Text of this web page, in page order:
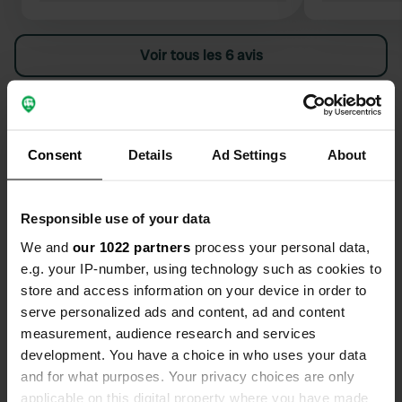
Consent Details Ad Settings About
Responsible use of your data
We and our 1022 partners process your personal data,
e.g. your IP-number, using technology such as cookies to
store and access information on your device in order to
serve personalized ads and content, ad and content
measurement, audience research and services
development. You have a choice in who uses your data
and for what purposes. Your privacy choices are only
applicable on this digital property where you have made
raccord est trop bas pour un arrosoir.
Voir tous les 6 avis
Contact
Emplacement
Via Lungo Sarca
38077, Comano Terme, Italie
Coordonnées
46° 2' 14" N 10° 51' 58" E